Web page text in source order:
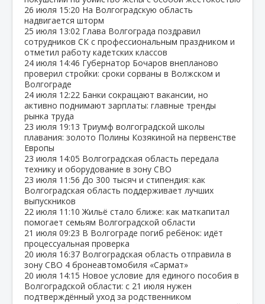
26 июля 15:20 На Волгоградскую область
надвигается шторм
25 июля 13:02 Глава Волгограда поздравил
сотрудников СК с профессиональным праздником и
отметил работу кадетских классов
24 июля 14:46 Губернатор Бочаров внепланово
проверил стройки: сроки сорваны в Волжском и
Волгограде
24 июля 12:22 Банки сокращают вакансии, но
активно поднимают зарплаты: главные тренды
рынка труда
23 июля 19:13 Триумф волгоградской школы
плавания: золото Полины Козякиной на первенстве
Европы
23 июля 14:05 Волгоградская область передала
технику и оборудование в зону СВО
23 июля 11:56 До 300 тысяч и стипендия: как
Волгоградская область поддерживает лучших
выпускников
22 июля 11:10 Жильё стало ближе: как маткапитал
помогает семьям Волгоградской области
21 июля 09:23 В Волгограде погиб ребёнок: идёт
процессуальная проверка
20 июля 16:37 Волгоградская область отправила в
зону СВО 4 бронеавтомобиля «Сармат»
20 июля 14:15 Новое условие для единого пособия в
Волгоградской области: с 21 июля нужен
подтверждённый уход за родственником